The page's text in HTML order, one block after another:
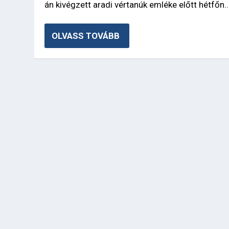
án kivégzett aradi vértanúk emléke előtt
OLVASS TOVÁBB